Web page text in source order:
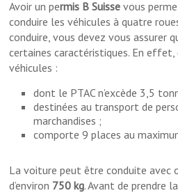
Avoir un permis B Suissevous
conduire les véhicules à quatre
conduire, vous devez vous assurer
certaines caractéristiques. En effet,
véhicules :
dont le PTAC n’excède 3,5
destinées au transport de
marchandises ;
comporte 9 places au
La voiture peut être conduite avec
d’environ 750 kg. Avant de prendre